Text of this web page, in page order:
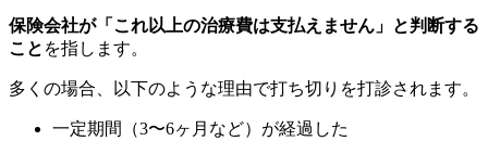
保険会社が「これ以上の治療費は支払えません」と判断する
こと を指します。
多くの場合、以下のような理由で打ち切りを打診されます。
一定期間（3〜6ヶ月など）が経過した